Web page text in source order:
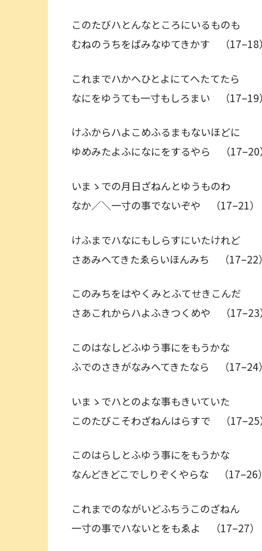
このたびハとんなところにいるものも
むねのうちをばみなゆてきかす （17–18
これまでハかへひとよにてへたてたら
なにをゆうても一寸もしろまい （17–19
けふからハよこめふるまもないほどに
ゆめみたよふになにをするやら （17–20
いまゝでの月日ざねんとゆうものわ
なか／＼一寸の事でないぞや （17–21）
けふまでハなにもしらすにいたけれど
さあみへてきたゑらいほんみち （17–22
このみちをはやくみとふてせきこんだ
さあこれからハよふきつくめや （17–23
このはなしどふゆう事にをもうかな
ふでのさきがなみへてきたなら （17–24
いまゝでハとのよな事もきいていた
このたびこそわざねんはらすで （17–25
このはらしとふゆう事にをもうかな
なんどきどこでしりぞくやらな （17–26
これまでのながいどふちうこのざねん
一寸の事でハないとをもゑよ （17–27）